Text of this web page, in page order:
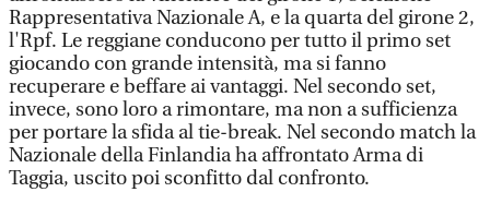
Rappresentativa Nazionale A, e la quarta del girone 2,
l'Rpf. Le reggiane conducono per tutto il primo set
giocando con grande intensità, ma si fanno
recuperare e beffare ai vantaggi. Nel secondo set,
invece, sono loro a rimontare, ma non a sufficienza
per portare la sfida al tie-break. Nel secondo match la
Nazionale della Finlandia ha affrontato Arma di
Taggia, uscito poi sconfitto dal confronto.